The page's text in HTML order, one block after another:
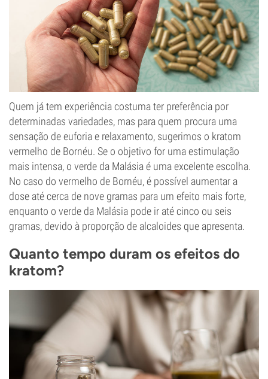
Quem já tem experiência costuma ter preferência por
determinadas variedades, mas para quem procura uma
sensação de euforia e relaxamento, sugerimos o kratom
vermelho de Bornéu. Se o objetivo for uma estimulação
mais intensa, o verde da Malásia é uma excelente escolha.
No caso do vermelho de Bornéu, é possível aumentar a
dose até cerca de nove gramas para um efeito mais forte,
enquanto o verde da Malásia pode ir até cinco ou seis
gramas, devido à proporção de alcaloides que apresenta.
Quanto tempo duram os efeitos do
kratom?